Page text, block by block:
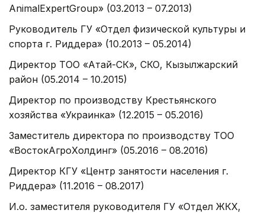
AnimalExpertGroup» (03.2013 – 07.2013)
Руководитель ГУ «Отдел физической культуры и
спорта г. Риддера» (10.2013 – 05.2014)
Директор ТОО «Атай-СК», СКО, Кызылжарский
район (05.2014 – 10.2015)
Директор по производству Крестьянского
хозяйства «Украинка» (12.2015 – 05.2016)
Заместитель директора по производству ТОО
«ВостокАгроХолдинг» (05.2016 – 08.2016)
Директор КГУ «Центр занятости населения г.
Риддера» (11.2016 – 08.2017)
И.о. заместителя руководителя ГУ «Отдел ЖКХ,